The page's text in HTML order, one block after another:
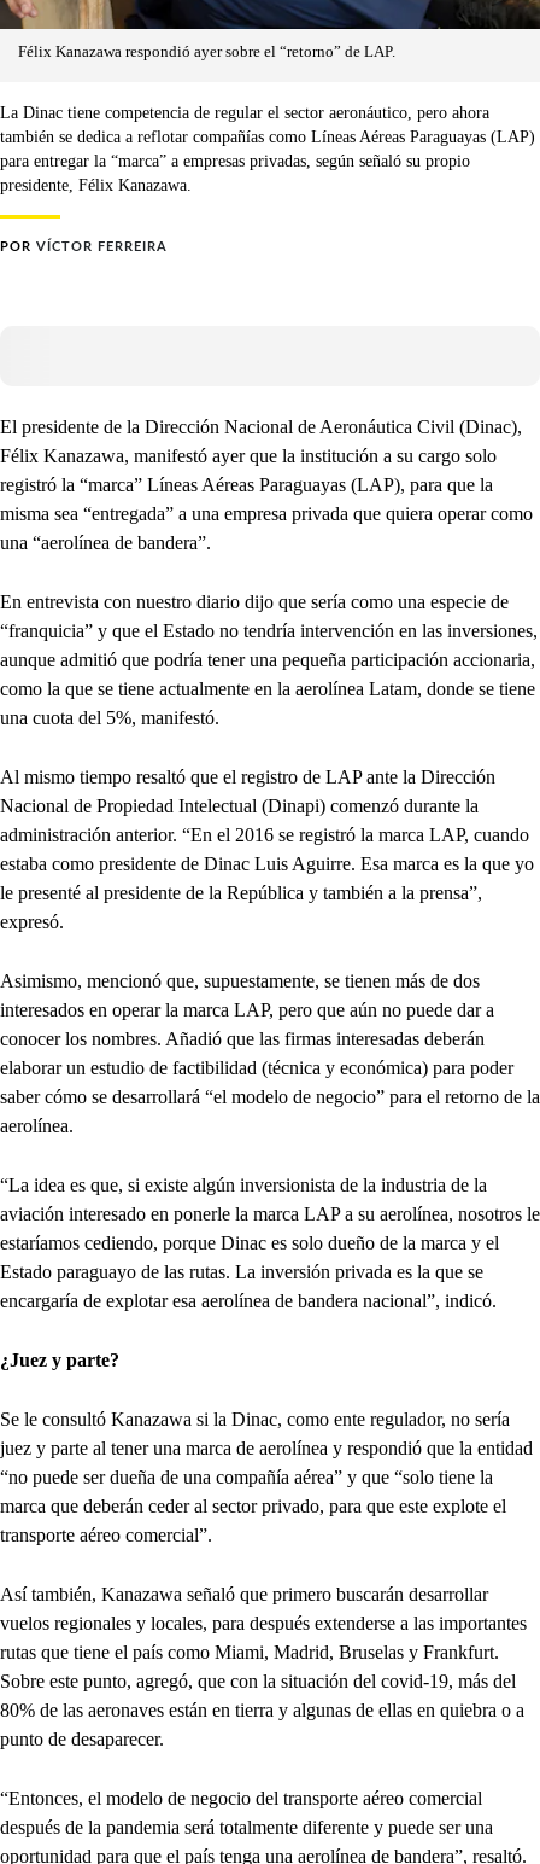
Félix Kanazawa respondió ayer sobre el “retorno” de LAP.
La Dinac tiene competencia de regular el sector aeronáutico, pero ahora
también se dedica a reflotar compañías como Líneas Aéreas Paraguayas (LAP)
para entregar la “marca” a empresas privadas, según señaló su propio
presidente, Félix Kanazawa.
POR VÍCTOR FERREIRA
El presidente de la Dirección Nacional de Aeronáutica Civil (Dinac),
Félix Kanazawa, manifestó ayer que la institución a su cargo solo
registró la “marca” Líneas Aéreas Paraguayas (LAP), para que la
misma sea “entregada” a una empresa privada que quiera operar como
una “aerolínea de bandera”.
En entrevista con nuestro diario dijo que sería como una especie de
“franquicia” y que el Estado no tendría intervención en las inversiones,
aunque admitió que podría tener una pequeña participación accionaria,
como la que se tiene actualmente en la aerolínea Latam, donde se tiene
una cuota del 5%, manifestó.
Al mismo tiempo resaltó que el registro de LAP ante la Dirección
Nacional de Propiedad Intelectual (Dinapi) comenzó durante la
administración anterior. “En el 2016 se registró la marca LAP, cuando
estaba como presidente de Dinac Luis Aguirre. Esa marca es la que yo
le presenté al presidente de la República y también a la prensa”,
expresó.
Asimismo, mencionó que, supuestamente, se tienen más de dos
interesados en operar la marca LAP, pero que aún no puede dar a
conocer los nombres. Añadió que las firmas interesadas deberán
elaborar un estudio de factibilidad (técnica y económica) para poder
saber cómo se desarrollará “el modelo de negocio” para el retorno de la
aerolínea.
“La idea es que, si existe algún inversionista de la industria de la
aviación interesado en ponerle la marca LAP a su aerolínea, nosotros le
estaríamos cediendo, porque Dinac es solo dueño de la marca y el
Estado paraguayo de las rutas. La inversión privada es la que se
encargaría de explotar esa aerolínea de bandera nacional”, indicó.
¿Juez y parte?
Se le consultó Kanazawa si la Dinac, como ente regulador, no sería
juez y parte al tener una marca de aerolínea y respondió que la entidad
“no puede ser dueña de una compañía aérea” y que “solo tiene la
marca que deberán ceder al sector privado, para que este explote el
transporte aéreo comercial”.
Así también, Kanazawa señaló que primero buscarán desarrollar
vuelos regionales y locales, para después extenderse a las importantes
rutas que tiene el país como Miami, Madrid, Bruselas y Frankfurt.
Sobre este punto, agregó, que con la situación del covid-19, más del
80% de las aeronaves están en tierra y algunas de ellas en quiebra o a
punto de desaparecer.
“Entonces, el modelo de negocio del transporte aéreo comercial
después de la pandemia será totalmente diferente y puede ser una
oportunidad para que el país tenga una aerolínea de bandera”, resaltó.